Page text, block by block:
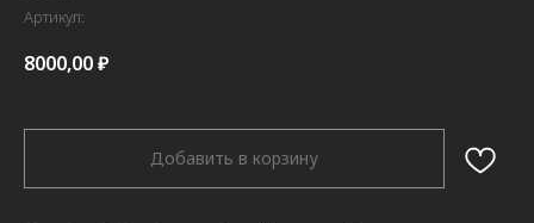
Артикул:
8000,00₽
Добавить в корзину